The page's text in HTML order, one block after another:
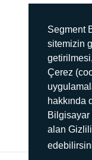
Segment
sitemizin
Çerez
hakkında
Bilgisayar
alan